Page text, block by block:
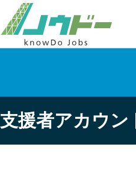
支援者アカウン